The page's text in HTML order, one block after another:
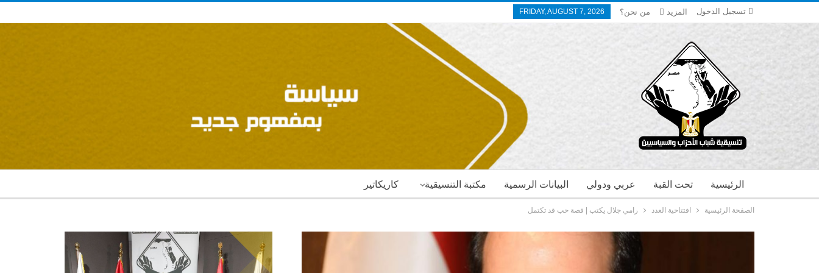
تسجيل الدخول FRIDAY, AUGUST 7, 2026 من نحن؟ المزيد
كاريكاتير مكتبة التنسيقية البيانات الرسمية عربي ودولي تحت القبة الرئيسية
الصفحة الرئيسية افتتاحية العدد رامي جلال يكتب | قصة حب قد تكتمل